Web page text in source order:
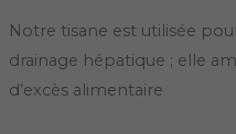
Notre tisane est utilisée
drainage hépatique ; elle
d’excès alimentaire